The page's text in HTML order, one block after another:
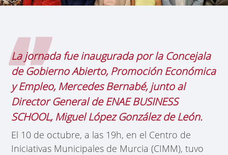
La jornada fue inaugurada por la Concejala
de Gobierno Abierto, Promoción Económica
y Empleo, Mercedes Bernabé, junto al
Director General de ENAE BUSINESS
SCHOOL, Miguel López González de León.
El 10 de octubre, a las 19h, en el Centro de
Iniciativas Municipales de Murcia (CIMM), tuvo